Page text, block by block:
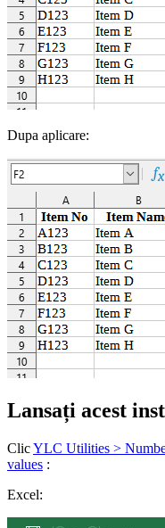
Dupa aplicare:
Lansați acest
ClicYLC Utilities >
values :
Excel: